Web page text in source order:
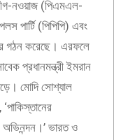
নওয়াজ (পিএমএল-
পার্টি (পিপিপি) এবং
গঠন করেছে। এরফলে
প্রধানমন্ত্রী ইমরান
মোদি সোশ্যাল
অভিনন্দন।’ ভারত ও